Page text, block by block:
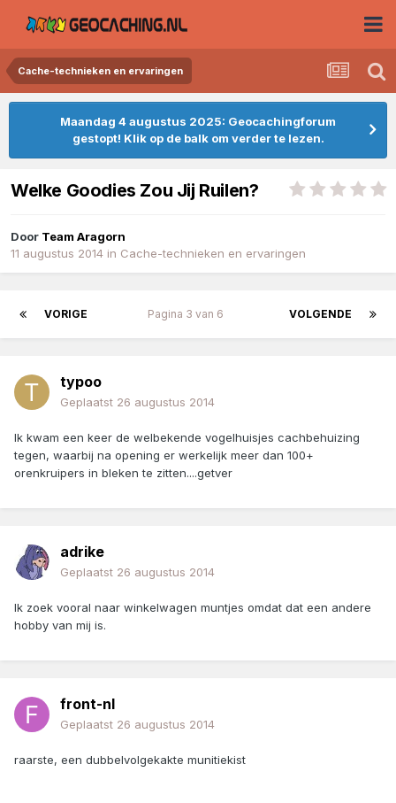
Cache-technieken en ervaringen
Maandag 4 augustus 2025: Geocachingforum
gestopt! Klik op de balk om verder te lezen.
Welke Goodies Zou Jij Ruilen?
Door Team Aragorn
11 augustus 2014 in Cache-technieken en ervaringen
VORIGE VOLGENDE
Pagina 3 van 6
typoo
Geplaatst 26 augustus 2014
Ik kwam een keer de welbekende vogelhuisjes cachbehuizing
tegen, waarbij na opening er werkelijk meer dan 100+
orenkruipers in bleken te zitten....getver
adrike
Geplaatst 26 augustus 2014
Ik zoek vooral naar winkelwagen muntjes omdat dat een andere
hobby van mij is.
front-nl
Geplaatst 26 augustus 2014
raarste, een dubbelvolgekakte munitiekist